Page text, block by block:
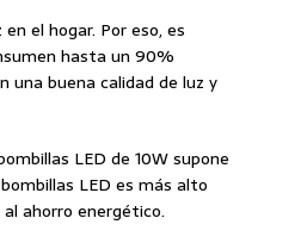
el hogar. Por eso, es
hasta un 90%
una buena calidad de luz y
LED de 10W supone
LED es más alto
ahorro energético.